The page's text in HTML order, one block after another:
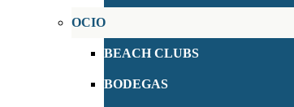
OCIO
BEACH CLUBS
BODEGAS